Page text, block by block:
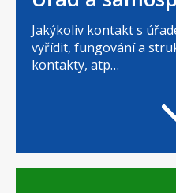
Jakýkoliv kontakt s
vyřídit, fungování a
kontakty, atp…